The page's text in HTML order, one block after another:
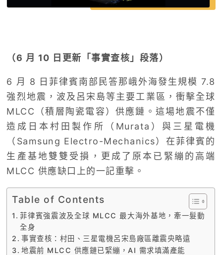
（6 月 10 日更新「事實查核」段落）
6 月 8 日菲律賓南部民答那峨外海發生規模 7.8
強烈地震，波及呂宋島等主要工業區，衝擊全球
MLCC（積層陶瓷電容）供應鏈。這場地震不僅
造成日本村田製作所（Murata）與三星電機
（Samsung Electro-Mechanics）在菲律賓的
生產基地雙雙受損，更成了原本已緊繃的高端
MLCC 供應缺口上的一記重擊。
Table of Contents
菲律賓強震波及全球 MLCC 最大海外基地，牽一髮動
全身
事實查核：村田、三星電機呂宋島廠區離震央略遠
地震前 MLCC 供應鏈已緊繃，AI 需求填滿產能